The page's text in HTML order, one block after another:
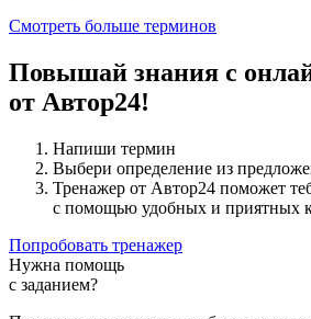
Смотреть больше терминов
Повышай знания с
от Автор24!
Напиши термин
Выбери определение из
Тренажер от Автор24 поможет
с помощью удобных и приятных
Попробовать тренажер
Нужна помощь
с заданием?